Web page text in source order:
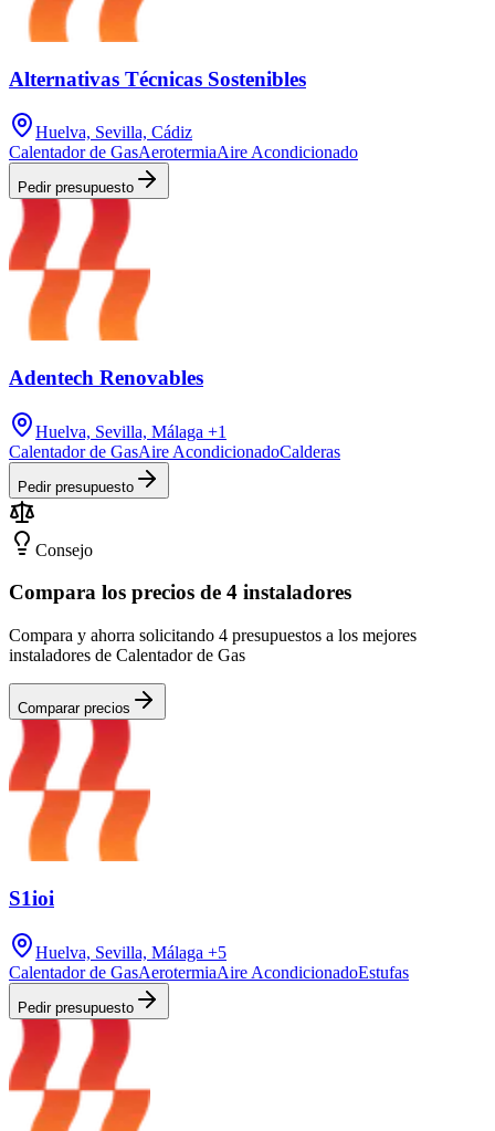
Alternativas Técnicas Sostenibles
Huelva, Sevilla, Cádiz
Calentador de GasAerotermiaAire Acondicionado
Pedir presupuesto
Adentech Renovables
Huelva, Sevilla, Málaga +1
Calentador de GasAire AcondicionadoCalderas
Pedir presupuesto
Consejo
Compara los precios de 4 instaladores
Compara y ahorra solicitando 4 presupuestos a los mejores
instaladores de Calentador de Gas
Comparar precios
S1ioi
Huelva, Sevilla, Málaga +5
Calentador de GasAerotermiaAire AcondicionadoEstufas
Pedir presupuesto